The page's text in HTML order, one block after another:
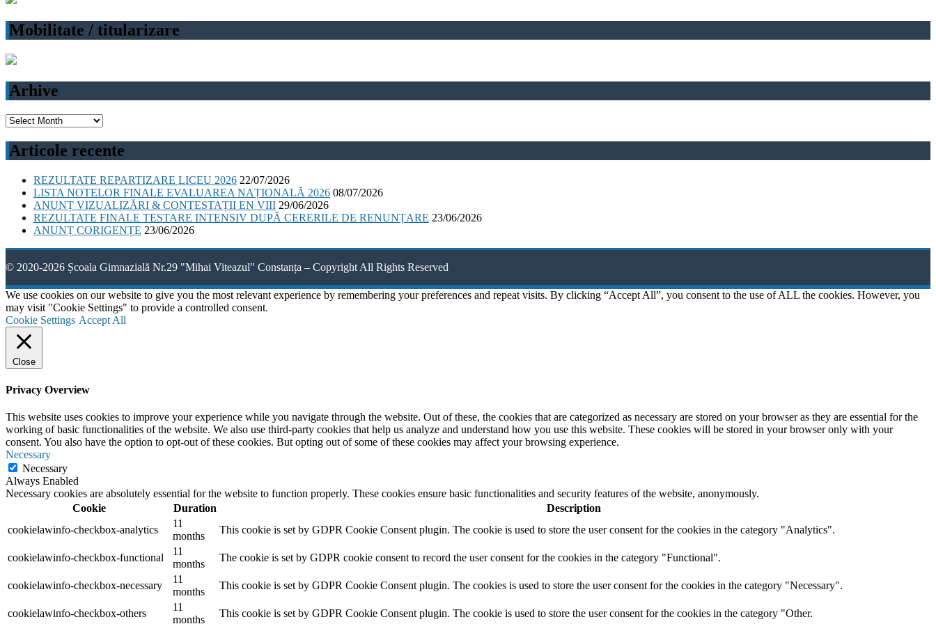
Mobilitate / titularizare
Arhive
Arhive
Articole recente
REZULTATE REPARTIZARE LICEU 2026 22/07/2026
LISTA NOTELOR FINALE EVALUAREA NAȚIONALĂ 2026 08/07/2026
ANUNȚ VIZUALIZĂRI & CONTESTAȚII EN VIII 29/06/2026
REZULTATE FINALE TESTARE INTENSIV DUPĂ CERERILE DE RENUNȚARE 23/06/2026
ANUNȚ CORIGENȚE 23/06/2026
© 2020-2026 Școala Gimnazială Nr.29 "Mihai Viteazul" Constanța – Copyright All Rights Reserved
We use cookies on our website to give you the most relevant experience by remembering your preferences and repeat visits. By clicking “Accept All”, you consent to the use of ALL the cookies. However, you
may visit "Cookie Settings" to provide a controlled consent.
Cookie Settings Accept All
Close
Privacy Overview
This website uses cookies to improve your experience while you navigate through the website. Out of these, the cookies that are categorized as necessary are stored on your browser as they are essential for the
working of basic functionalities of the website. We also use third-party cookies that help us analyze and understand how you use this website. These cookies will be stored in your browser only with your
consent. You also have the option to opt-out of these cookies. But opting out of some of these cookies may affect your browsing experience.
Necessary
Necessary
Always Enabled
Necessary cookies are absolutely essential for the website to function properly. These cookies ensure basic functionalities and security features of the website, anonymously.
Cookie
Duration
Description
cookielawinfo-checkbox-analytics
11
months
This cookie is set by GDPR Cookie Consent plugin. The cookie is used to store the user consent for the cookies in the category "Analytics".
cookielawinfo-checkbox-functional
11
months
The cookie is set by GDPR cookie consent to record the user consent for the cookies in the category "Functional".
cookielawinfo-checkbox-necessary
11
months
This cookie is set by GDPR Cookie Consent plugin. The cookies is used to store the user consent for the cookies in the category "Necessary".
cookielawinfo-checkbox-others
11
months
This cookie is set by GDPR Cookie Consent plugin. The cookie is used to store the user consent for the cookies in the category "Other.